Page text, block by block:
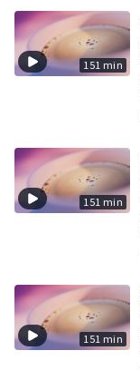
151 min
151 min
151 min